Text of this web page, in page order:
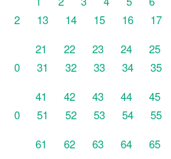
2
13 14 15 16 17
21
22 23 24 25
0
31 32 33 34 35
41
42 43 44 45
0
51 52 53 54 55
61
62 63 64 65